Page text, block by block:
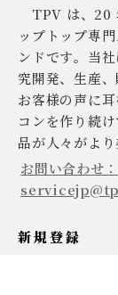
TPV は、20
ップトップ専
ンドです。当
究開発、生産、
お客様の声に
コンを作り続
品が人々がより
お問い合わせ：
新規登録